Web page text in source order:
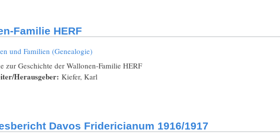
Familie HERF
und Familien (Genealogie)
zur Geschichte der Wallonen-Familie HERF
Herausgeber: Kiefer, Karl
Davos Fridericianum 1916/1917